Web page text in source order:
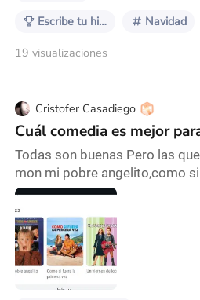
Escribe tu historia: La Navidad menos navideña Navidad
19 visualizaciones
Cristofer Casadiego
Cuál comedia es mejor
Todas son buenas Pero las
mon mi pobre angelito,como
muy buenas para ver en familia
pobre angelito : Kevin
error, es olvidado por su familia
vacaciones de Navidad.
libertad, pero pronto debe
ladrones torpes que intentan